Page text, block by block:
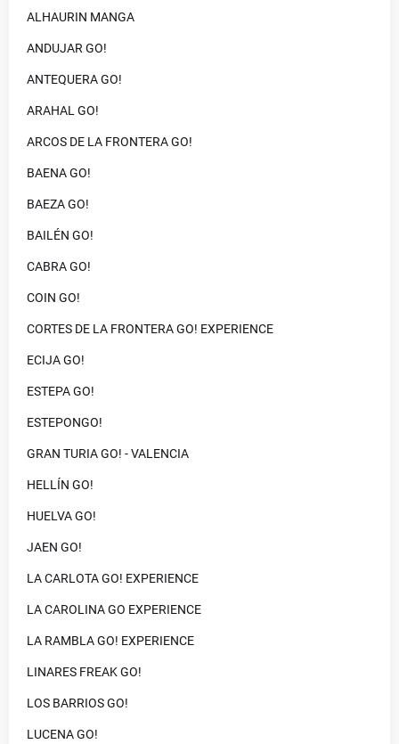
ALHAURIN MANGA
ANDUJAR GO!
ANTEQUERA GO!
ARAHAL GO!
ARCOS DE LA FRONTERA GO!
BAENA GO!
BAEZA GO!
BAILÉN GO!
CABRA GO!
COIN GO!
CORTES DE LA FRONTERA GO! EXPERIENCE
ECIJA GO!
ESTEPA GO!
ESTEPONGO!
GRAN TURIA GO! - VALENCIA
HELLÍN GO!
HUELVA GO!
JAEN GO!
LA CARLOTA GO! EXPERIENCE
LA CAROLINA GO EXPERIENCE
LA RAMBLA GO! EXPERIENCE
LINARES FREAK GO!
LOS BARRIOS GO!
LUCENA GO!